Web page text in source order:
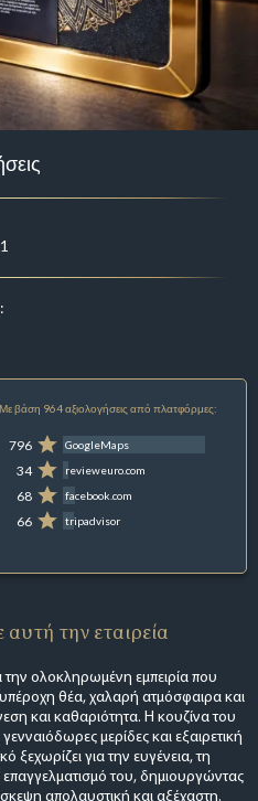
Με βάση 964 αξιολογήσεις από πλατφόρμες:
796 GoogleMaps
34 revieweuro.com
68 facebook.com
66 tripadvisor
την εταιρεία
ολοκληρωμένη εμπειρία που
θέα, χαλαρή ατμόσφαιρα και
και καθαριότητα. Η κουζίνα του
γενναιόδωρες μερίδες και εξαιρετική
ξεχωρίζει για την ευγένεια, τη
του, δημιουργώντας
απολαυστική και αξέχαστη.